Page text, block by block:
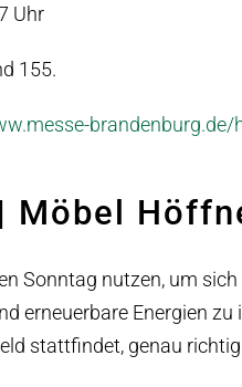
Uhr
155.
brandenburg.de/
Möbel
Sonntag nutzen, um
erneuerbare Energien
stattfindet, genau